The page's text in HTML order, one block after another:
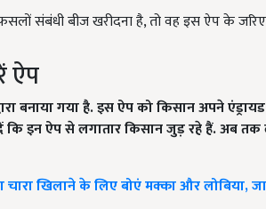
संबंधी बीज खरीदना है, तो वह इस ऐप के
ऐप
बनाया गया है. इस ऐप को किसान अपने
कि इन ऐप से लगातार किसान जुड़ रहे हैं. अब
खिलाने के लिए बोएं मक्का और लोबिया,